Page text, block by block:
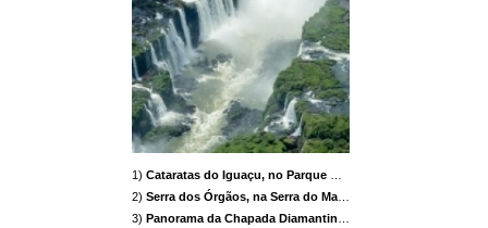
1) Cataratas do Iguaçu, no Parque Nacional do Iguaçu, Paraná
2) Serra dos Órgãos, na Serra do Mar, Rio de Janeiro
3) Panorama da Chapada Diamantina, na Bahia